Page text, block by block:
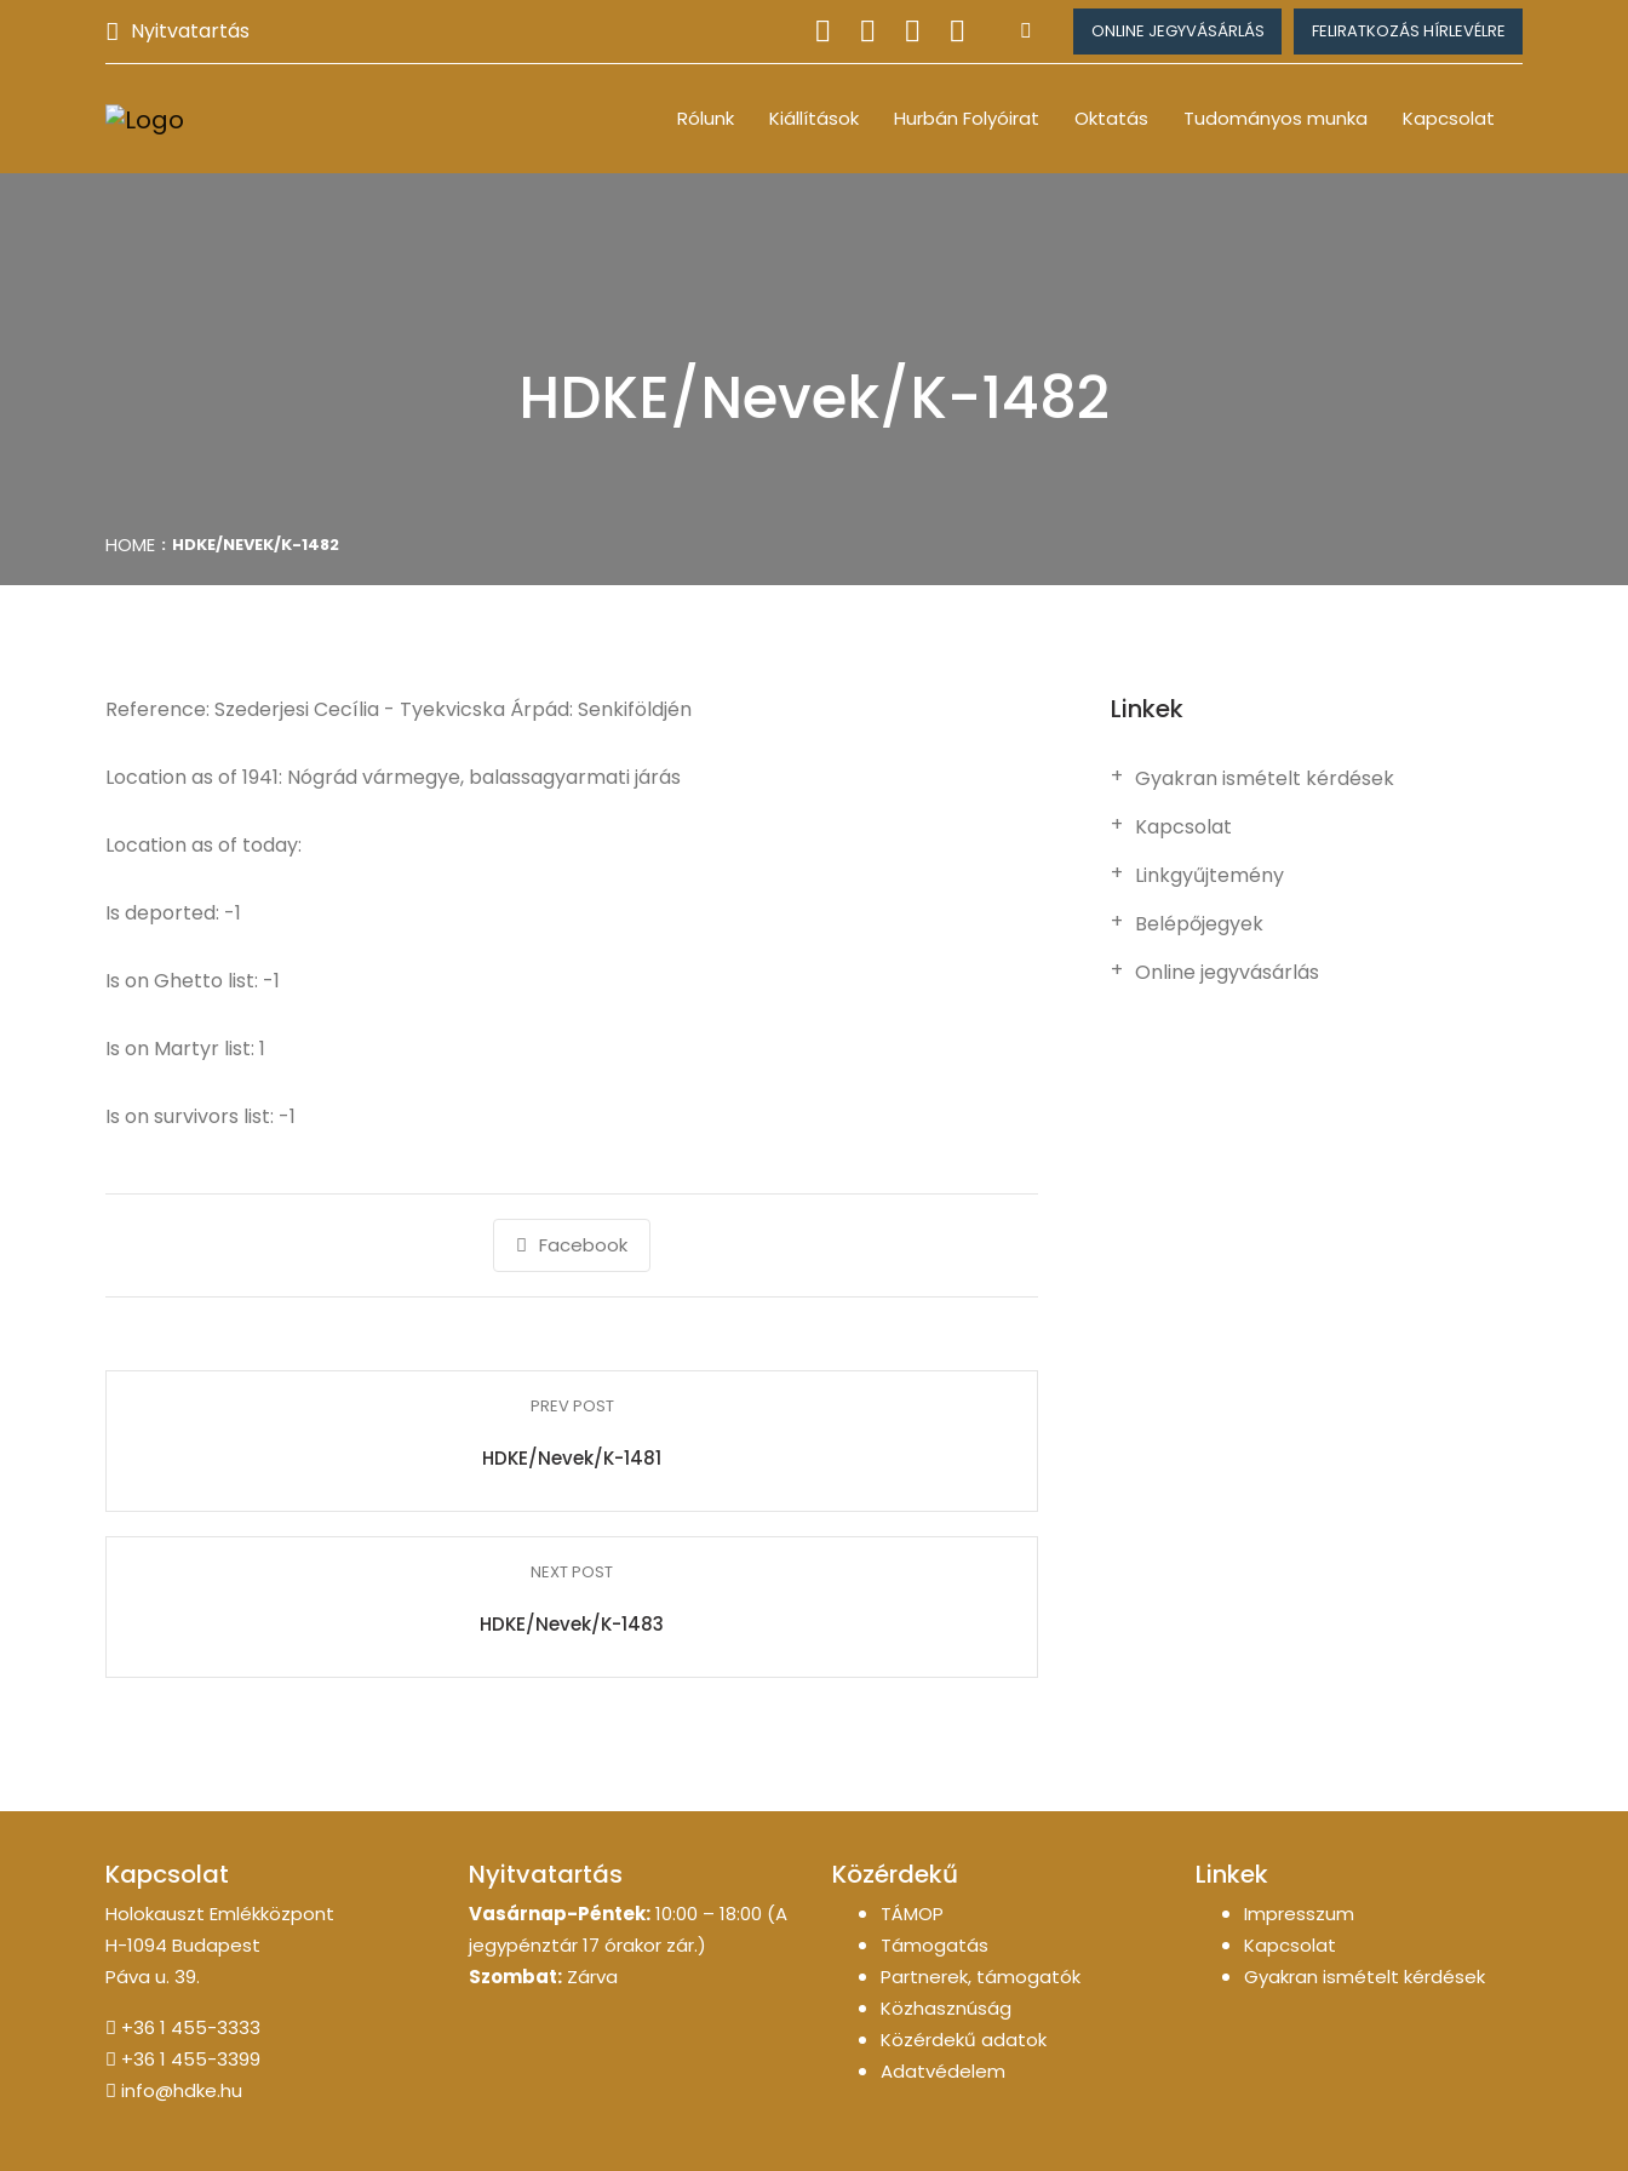
Nyitvatartás ONLINE JEGYVÁSÁRLÁS FELIRATKOZÁS HÍRLEVÉLRE
Rólunk Kiállítások Hurbán Folyóirat Oktatás Tudományos munka Kapcsolat
HDKE/Nevek/K-1482
HOME HDKE/NEVEK/K-1482
Reference: Szederjesi Cecília - Tyekvicska Árpád: Senkiföldjén
Location as of 1941: Nógrád vármegye, balassagyarmati járás
Location as of today:
Is deported: -1
Is on Ghetto list: -1
Is on Martyr list: 1
Is on survivors list: -1
Facebook
PREV POST
HDKE/Nevek/K-1481
NEXT POST
HDKE/Nevek/K-1483
Linkek
Gyakran ismételt kérdések
Kapcsolat
Linkgyűjtemény
Belépőjegyek
Online jegyvásárlás
Kapcsolat
Holokauszt Emlékközpont
H-1094 Budapest
Páva u. 39.
+36 1 455-3333
+36 1 455-3399
info@hdke.hu
Nyitvatartás
Vasárnap-Péntek:10:00 – 18:00 (A
jegypénztár 17 órakor zár.)
Szombat: Zárva
Közérdekű
TÁMOP
Támogatás
Partnerek, támogatók
Közhasznúság
Közérdekű adatok
Adatvédelem
Linkek
Impresszum
Kapcsolat
Gyakran ismételt kérdések